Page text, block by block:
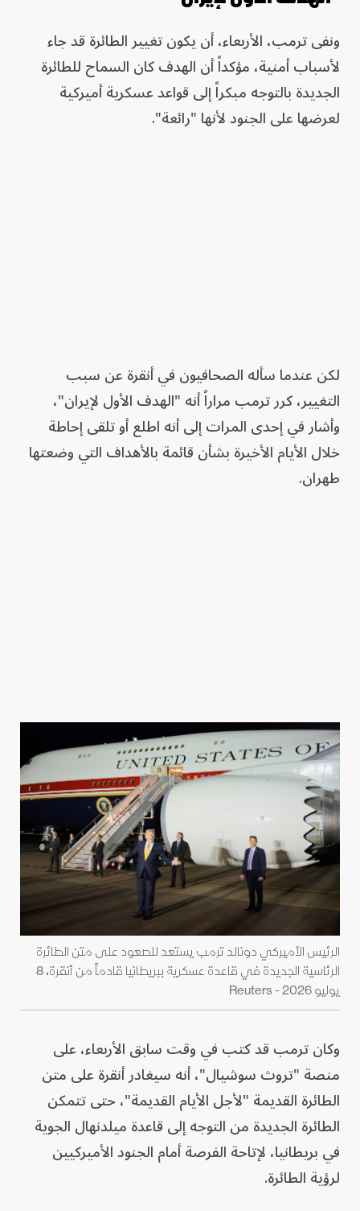
ونفى ترمب، الأربعاء، أن يكون تغيير الطائرة قد جاء
لأسباب أمنية، مؤكداً أن الهدف كان السماح للطائرة
الجديدة بالتوجه مبكراً إلى قواعد عسكرية أميركية
لعرضها على الجنود لأنها "رائعة".
لكن عندما سأله الصحافيون في أنقرة عن سبب
التغيير، كرر ترمب مراراً أنه "الهدف الأول لإيران"،
وأشار في إحدى المرات إلى أنه اطلع أو تلقى إحاطة
خلال الأيام الأخيرة بشأن قائمة بالأهداف التي وضعتها
طهران.
الرئيس الأميركي دونالد ترمب يستعد للصعود على متن الطائرة
الرئاسية الجديدة في قاعدة عسكرية ببريطانيا قادماً من أنقرة، 8
يوليو 2026 - Reuters
وكان ترمب قد كتب في وقت سابق الأربعاء، على
منصة "تروث سوشيال"، أنه سيغادر أنقرة على متن
الطائرة القديمة "لأجل الأيام القديمة"، حتى تتمكن
الطائرة الجديدة من التوجه إلى قاعدة ميلدنهال الجوية
في بريطانيا، لإتاحة الفرصة أمام الجنود الأميركيين
لرؤية الطائرة.